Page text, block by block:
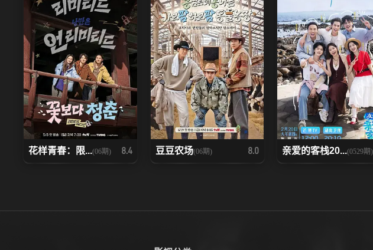
花样青春：限...(06期) 8.4 豆豆农场(06期) 8.0 亲爱的客栈20...(0529期)